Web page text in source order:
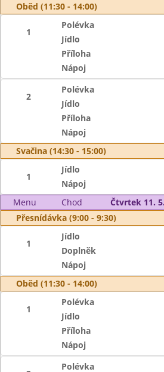
Oběd (11:30 - 14:00)
1
Polévka
Jídlo
Příloha
Nápoj
2
Polévka
Jídlo
Příloha
Nápoj
Svačina (14:30 - 15:00)
1
Jídlo
Nápoj
Menu
Chod
Čtvrtek 11.
Přesnídávka (9:00 - 9:30)
1
Jídlo
Doplněk
Nápoj
Oběd (11:30 - 14:00)
1
Polévka
Jídlo
Příloha
Nápoj
Polévka